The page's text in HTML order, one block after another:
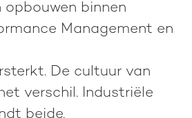
opbouwen binnen
Management en
De cultuur van
verschil. Industriële
beide.